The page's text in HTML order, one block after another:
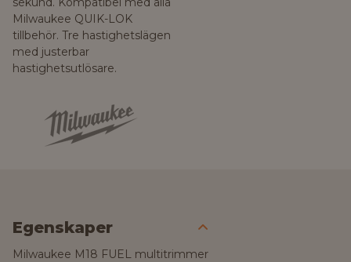
Milwaukee QUIK-LOK
tillbehör. Tre hastighetslägen
med justerbar
hastighetsutlösare.
Egenskaper
Milwaukee M18 FUEL multitrimmer